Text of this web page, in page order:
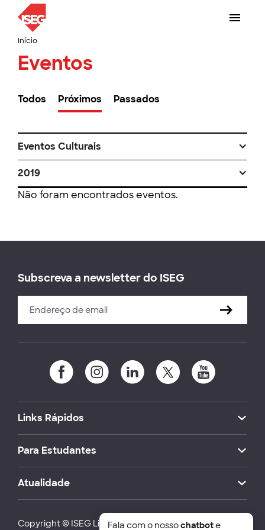
Início
Eventos
Todos Próximos Passados
Eventos Culturais
2019
Não foram encontrados eventos.
Subscreva a newsletter do ISEG
Links Rápidos
Para Estudantes
Atualidade
Copyright © ISEG Lisbon School of Economics and
Fala com o nossochatbote